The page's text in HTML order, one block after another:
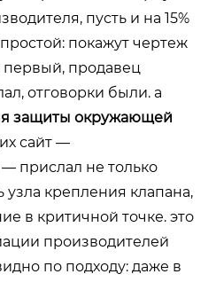
пусть и на 15%
покажут чертеж
первый, продавец
отговорки были. а
защиты окружающей
сайт —
— прислал не только
крепления клапана,
в критичной точке. это
производителей
по подходу: даже в